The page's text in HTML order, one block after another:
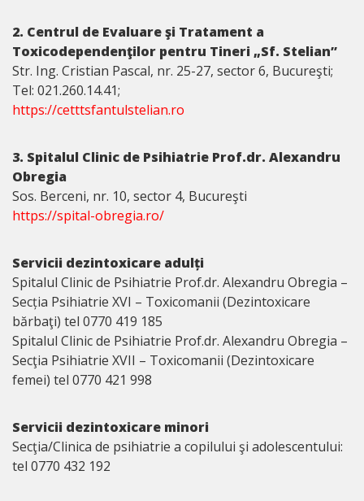
2. Centrul de Evaluare şi Tratament a
Toxicodependenţilor pentru Tineri „Sf. Stelian”
Str. Ing. Cristian Pascal, nr. 25-27, sector 6, Bucureşti;
Tel: 021.260.14.41;
https://cetttsfantulstelian.ro
3. Spitalul Clinic de Psihiatrie Prof.dr. Alexandru
Obregia
Sos. Berceni, nr. 10, sector 4, Bucureşti
https://spital-obregia.ro/
Servicii dezintoxicare adulți
Spitalul Clinic de Psihiatrie Prof.dr. Alexandru Obregia –
Secția Psihiatrie XVI – Toxicomanii (Dezintoxicare
bărbaţi) tel 0770 419 185
Spitalul Clinic de Psihiatrie Prof.dr. Alexandru Obregia –
Secţia Psihiatrie XVII – Toxicomanii (Dezintoxicare
femei) tel 0770 421 998
Servicii dezintoxicare minori
Secţia/Clinica de psihiatrie a copilului şi adolescentului:
tel 0770 432 192